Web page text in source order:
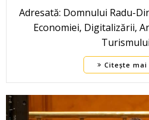
Adresată: Domnului Radu-
Economiei, Digitalizării,
Citește mai